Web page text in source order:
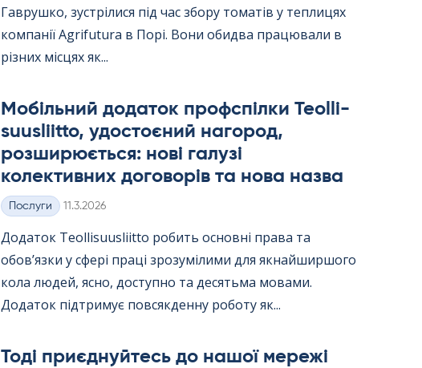
Гаврушко, зустрілися під час збору томатів у теплицях
компанії Agri­fu­tura в Порі. Вони обидва працювали в
різних місцях як...
Мобільний додаток профспілки Teol­li­
suus­liitto, удостоєний нагород,
розширюється: нові галузі
колективних договорів та нова назва
Категорії
Послуги Kirjoitettu
11.3.2026
Додаток Teol­li­suus­liitto робить основні права та
обов’язки у сфері праці зрозумілими для якнайширшого
кола людей, ясно, доступно та десятьма мовами.
Додаток підтримує повсякденну роботу як...
Тоді приєднуйтесь до нашої мережі